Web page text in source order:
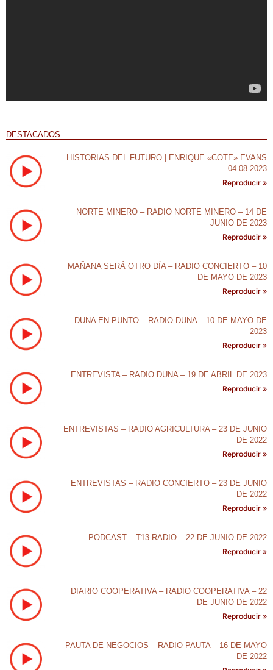
DESTACADOS
HISTORIAS DEL FUTURO | ENRIQUE «COTE» EVANS
04-08-2023
Reproducir »
NORTE MINERO – RADIO NORTE MINERO – 14 DE
JUNIO DE 2023
Reproducir »
MAÑANA SERÁ OTRO DÍA – RADIO CONCIERTO – 10
DE MAYO DE 2023
Reproducir »
DUNA EN PUNTO – RADIO DUNA – 10 DE MAYO DE
2023
Reproducir »
ENTREVISTA – RADIO DUNA – 19 DE ABRIL DE 2023
Reproducir »
ENTREVISTAS – RADIO AGRICULTURA – 23 DE JUNIO
DE 2022
Reproducir »
ENTREVISTAS – RADIO CONCIERTO – 23 DE JUNIO
DE 2022
Reproducir »
PODCAST – T13 RADIO – 22 DE JUNIO DE 2022
Reproducir »
DIARIO COOPERATIVA – RADIO COOPERATIVA – 22
DE JUNIO DE 2022
Reproducir »
PAUTA DE NEGOCIOS – RADIO PAUTA – 16 DE MAYO
DE 2022